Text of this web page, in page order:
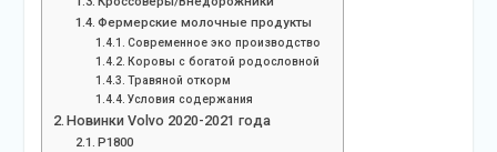
Фермерские молочные продукты
Современное эко производство
Коровы с богатой родословной
Травяной откорм
Условия содержания
Новинки Volvo 2020-2021 года
P1800